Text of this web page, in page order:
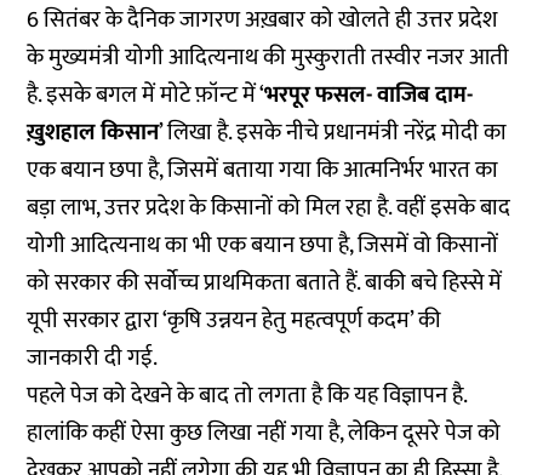
6 सितंबर के दैनिक जागरण अख़बार को खोलते ही उत्तर प्रदेश
के मुख्यमंत्री योगी आदित्यनाथ की मुस्कुराती तस्वीर नजर आती
है. इसके बगल में मोटे फ़ॉन्ट में ‘भरपूर फसल- वाजिब दाम-
ख़ुशहाल किसान’ लिखा है. इसके नीचे प्रधानमंत्री नरेंद्र मोदी का
एक बयान छपा है, जिसमें बताया गया कि आत्मनिर्भर भारत का
बड़ा लाभ, उत्तर प्रदेश के किसानों को मिल रहा है. वहीं इसके बाद
योगी आदित्यनाथ का भी एक बयान छपा है, जिसमें वो किसानों
को सरकार की सर्वोच्च प्राथमिकता बताते हैं. बाकी बचे हिस्से में
यूपी सरकार द्वारा ‘कृषि उन्नयन हेतु महत्वपूर्ण कदम’ की
जानकारी दी गई.
पहले पेज को देखने के बाद तो लगता है कि यह विज्ञापन है.
हालांकि कहीं ऐसा कुछ लिखा नहीं गया है, लेकिन दूसरे पेज को